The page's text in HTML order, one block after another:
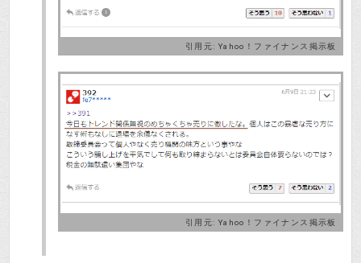
引用元: Yahoo！ファイナンス掲示板
引用元: Yahoo！ファイナンス掲示板